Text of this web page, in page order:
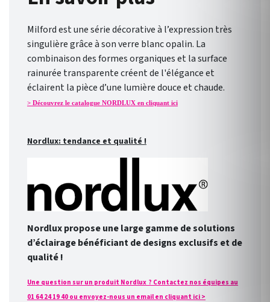
Milford est une série décorative à l’expression très
singulière grâce à son verre blanc opalin. La
combinaison des formes organiques et la surface
rainurée transparente créent de l'élégance et
éclairent la pièce d’une lumière douce et chaude.
> Découvrez le catalogue NORDLUX en cliquant ici
Nordlux: tendance et qualité !
Nordlux propose une large gamme de solutions
d’éclairage bénéficiant de designs exclusifs et de
qualité !
Une question sur un produit Nordlux ? Contactez nos équipes au
01 64 24 19 40 ou envoyez-nous un email en cliquant ici >